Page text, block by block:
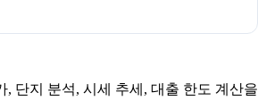
, 단지 분석, 시세 추세, 대출 한도 계산을